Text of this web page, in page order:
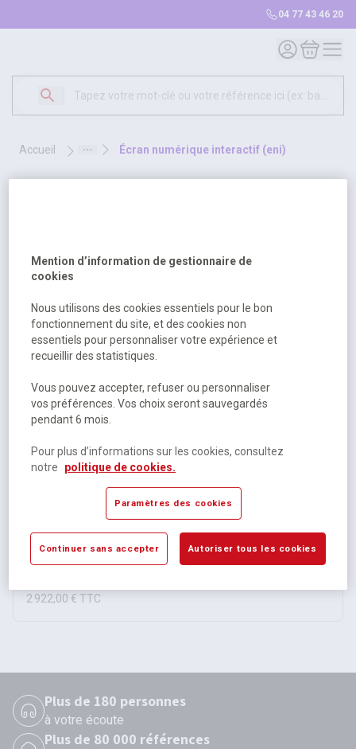
04 77 43 46 20
Mon compte
Mon
accueil écran numérique interactif (eni)
Ecran Numérique Intéractif série UX Pro - Clevertouch
2 autres références
À partir de
2 922,00 € TTC
Plus de 180 personnes
à votre écoute
Plus de 80 000 références
Mention d’information de gestionnaire de
cookies
Nous utilisons des cookies essentiels pour le bon
fonctionnement du site, et des cookies non
essentiels pour personnaliser votre expérience et
recueillir des statistiques.
Vous pouvez accepter, refuser ou personnaliser
vos préférences. Vos choix seront sauvegardés
pendant 6 mois.
Pour plus d’informations sur les cookies, consultez
notre
politique de cookies.
Paramètres des cookies
Continuer sans accepter Autoriser tous les cookies